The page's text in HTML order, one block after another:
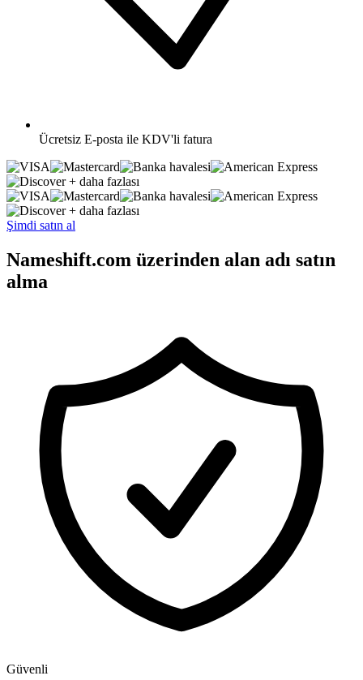
Ücretsiz E-posta ile KDV'li fatura
+ daha fazlası
+ daha fazlası
Şimdi satın al
Nameshift.com üzerinden alan adı satın
alma
Güvenli